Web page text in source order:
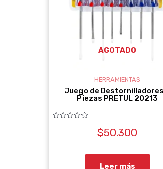
AGOTADO
HERRAMIENTAS
Juego de
Piezas PRETUL 20213
$50.300
Leer más